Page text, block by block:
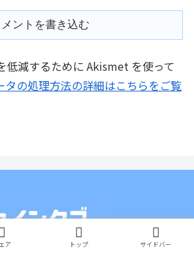
メントを書き込む
低減するために Akismet を使って
タの処理方法の詳細はこちらをご覧
ア トップ サイドバー